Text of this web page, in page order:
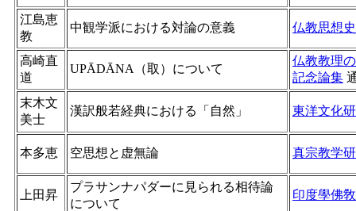
江島恵
教
中観学派における対論の意義 仏教思想史
高崎直
道
UPĀDĀNA（取）について
仏教教理
記念論集
末木文
美士
漢訳般若経典における「自然」 東洋文化
本多恵 空思想と虚無論 真宗教学
上田昇
プラサンナパダーに見られる相待論
について
印度學佛